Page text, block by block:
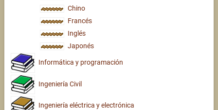
Chino
Francés
Inglés
Japonés
Informática y programación
Ingeniería Civil
Ingeniería eléctrica y electrónica